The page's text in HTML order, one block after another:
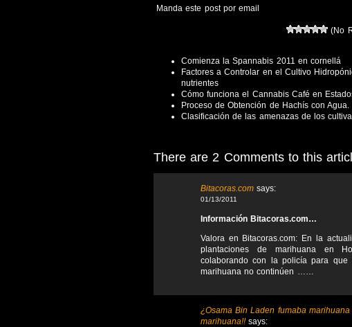
Manda este post por email
(No
Comienza la Spannabis 2011 en cornellá
Factores a Controlar en el Cultivo
nutrientes
Cómo funciona el Cannabis Café en
Proceso de Obtención de Hachís con Agua.
Clasificación de las amenazas de los
There are 2 Comments to this
Bitacoras.com says:
01/13/2011
Información Bitacoras.com…
Valora en Bitacoras.com: En la
plantaciones de marihuana en
colaborando con la policía para que
marihuana no continúen ……
¿Osama Bin Laden fumaba
marihuana!!says: